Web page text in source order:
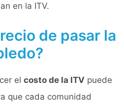
en la ITV.
de pasar la
el costo de la ITV puede
que cada comunidad